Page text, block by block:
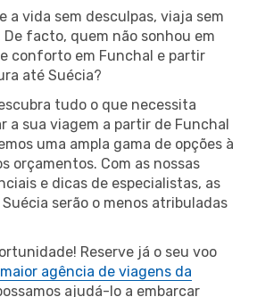
a vida sem desculpas, viaja sem
De facto, quem não sonhou em
conforto em Funchal e partir
até Suécia?
tudo o que necessita
a sua viagem a partir de Funchal
uma ampla gama de opções à
orçamentos. Com as nossas
e dicas de especialistas, as
serão o menos atribuladas
Reserve já o seu voo
agência de viagens da
ajudá-lo a embarcar